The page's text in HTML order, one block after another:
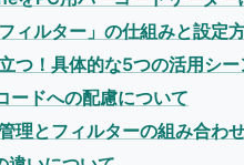
ィルター」の仕組みと設定
つ！具体的な5つの活用シー
ードへの配慮について
理とフィルターの組み合わ